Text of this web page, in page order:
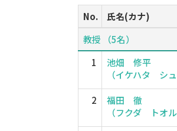
No. 氏名(カナ)
教授 （5名）
1
池畑 修平
（イケハタ シュ
2
福田 徹
（フクダ トオル